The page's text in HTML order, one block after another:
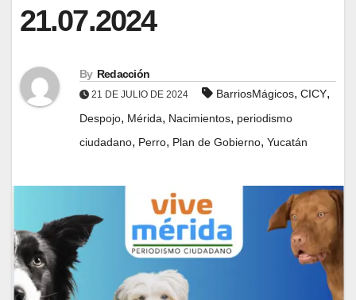
21.07.2024
By Redacción
21 DE JULIO DE 2024 BarriosMágicos, CICY,
Despojo, Mérida, Nacimientos, periodismo
ciudadano, Perro, Plan de Gobierno, Yucatán